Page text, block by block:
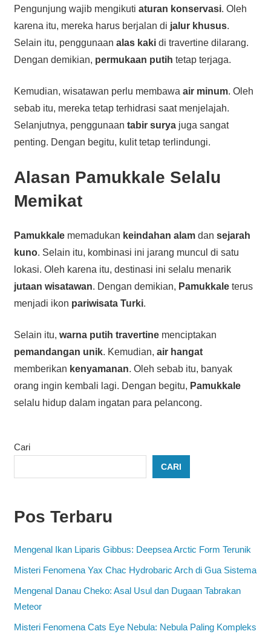
Pengunjung wajib mengikuti aturan konservasi. Oleh
karena itu, mereka harus berjalan di jalur khusus.
Selain itu, penggunaan alas kakidi travertine dilarang.
Dengan demikian, permukaan putih tetap terjaga.
Kemudian, wisatawan perlu membawa air minum. Oleh
sebab itu, mereka tetap terhidrasi saat menjelajah.
Selanjutnya, penggunaan tabir suryajuga sangat
penting. Dengan begitu, kulit tetap terlindungi.
Alasan Pamukkale Selalu
Memikat
Pamukkalememadukan keindahan alamdan sejarah
kuno. Selain itu, kombinasi ini jarang muncul di satu
lokasi. Oleh karena itu, destinasi ini selalu menarik
jutaan wisatawan. Dengan demikian, Pamukkaleterus
menjadi ikon pariwisata Turki.
Selain itu, warna putih travertinemenciptakan
pemandangan unik. Kemudian, air hangat
memberikan kenyamanan. Oleh sebab itu, banyak
orang ingin kembali lagi. Dengan begitu, Pamukkale
selalu hidup dalam ingatan para pelancong.
Cari
CARI
Pos Terbaru
Mengenal Ikan Liparis Gibbus: Deepsea Arctic Form Terunik
Misteri Fenomena Yax Chac Hydrobaric Arch di Gua Sistema
Mengenal Danau Cheko: Asal Usul dan Dugaan Tabrakan
Meteor
Misteri Fenomena Cats Eye Nebula: Nebula Paling Kompleks